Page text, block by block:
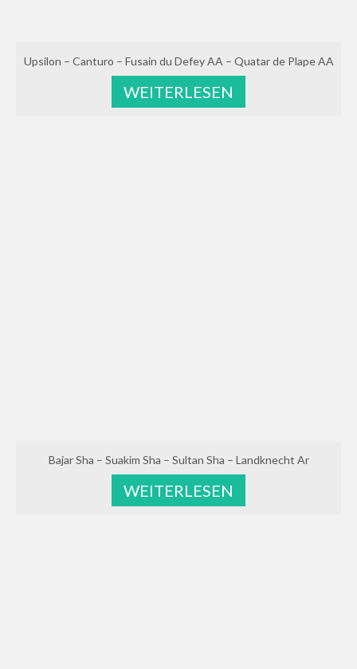
Upsilon – Canturo – Fusain du Defey AA – Quatar de Plape AA
WEITERLESEN
Bajar Sha – Suakim Sha – Sultan Sha – Landknecht Ar
WEITERLESEN